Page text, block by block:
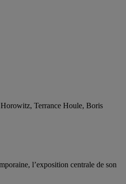
Terrance Houle, Boris
l’exposition centrale de son